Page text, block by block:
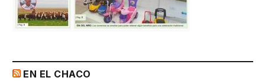
EN EL CHACO